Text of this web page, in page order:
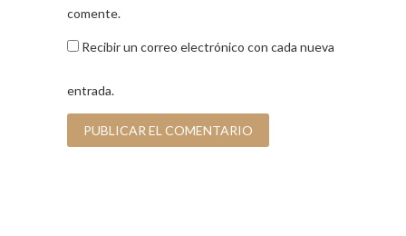
comente.
Recibir un correo electrónico con cada nueva
entrada.